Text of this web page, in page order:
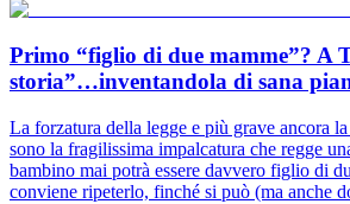
Primo “figlio di due mamme”? A
storia”…inventandola di sana
La forzatura della legge e più grave ancora
sono la fragilissima impalcatura che regge
bambino mai potrà essere davvero figlio di
conviene ripeterlo, finché si può (ma anche